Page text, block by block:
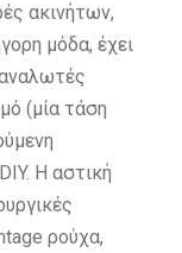
ακινήτων,
μόδα, έχει
(μία τάση
Η αστική
ρούχα,